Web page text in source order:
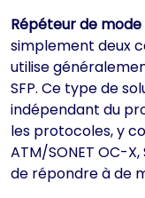
Répéteur de mode
simplement deux
utilise
SFP. Ce type de
indépendant du
les protocoles, y
ATM/SONET OC-
de répondre à de